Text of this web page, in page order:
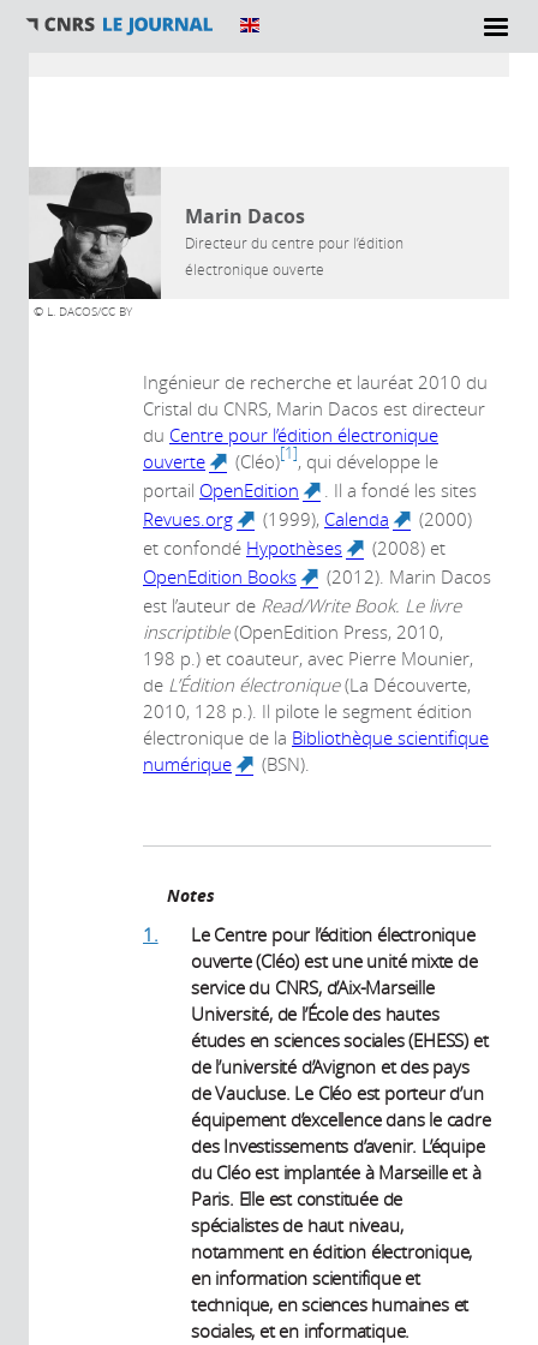
AUTEUR
© L. DACOS/CC BY
Marin Dacos
Directeur du centre pour l’édition
électronique ouverte
Ingénieur de recherche et lauréat 2010 du
Cristal du CNRS, Marin Dacos est directeur
du Centre pour l’édition électronique
ouverte
(link is external)
(Cléo) 1 , qui développe le
portail OpenEdition (link is external)
. Il a fondé les sites
Revues.org
(link is external)
(1999), Calenda
(link is
external)
(2000)
et confondé Hypothèses
(link is
external)
(2008) et
OpenEdition Books
(link is external)
(2012). Marin Dacos
est l’auteur de Read/Write Book. Le livre
inscriptible(OpenEdition Press, 2010,
198 p.) et coauteur, avec Pierre Mounier,
de L’Édition électronique(La Découverte,
2010, 128 p.). Il pilote le segment édition
électronique de la Bibliothèque scientifique
numérique
(link is external)
(BSN).
Notes
1.
Le Centre pour l’édition électronique
ouverte (Cléo) est une unité mixte de
service du CNRS, d’Aix-Marseille
Université, de l’École des hautes
études en sciences sociales (EHESS) et
de l’université d’Avignon et des pays
de Vaucluse. Le Cléo est porteur d’un
équipement d’excellence dans le cadre
des Investissements d’avenir. L’équipe
du Cléo est implantée à Marseille et à
Paris. Elle est constituée de
spécialistes de haut niveau,
notamment en édition électronique,
en information scientifique et
technique, en sciences humaines et
sociales, et en informatique.